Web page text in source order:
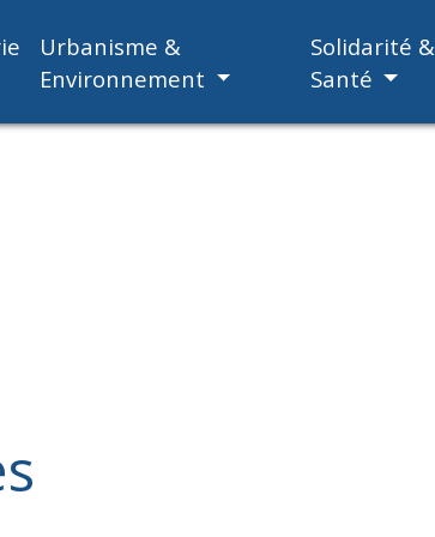
Urbanisme &
Environnement
Solidarité &
Santé